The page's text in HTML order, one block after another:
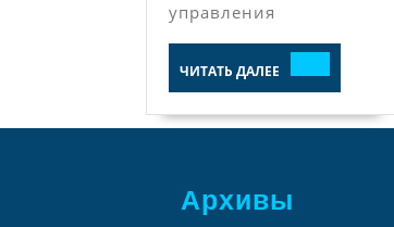
управления
ЧИТАТЬ ДАЛЕЕ ДАЛЕЕ
Архивы